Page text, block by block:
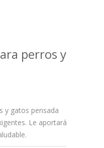
perros y
y gatos pensada
Le aportará